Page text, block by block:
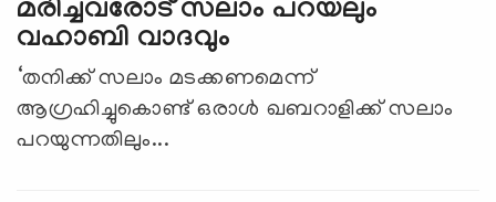
മരിച്ചവരോട് സലാം പറയലും
വഹാബി വാദവും
‘തനിക്ക് സലാം മടക്കണമെന്ന്
ആഗ്രഹിച്ചുകൊണ്ട് ഒരാള്‍ ഖബറാളിക്ക് സലാം
പറയുന്നതിലും...